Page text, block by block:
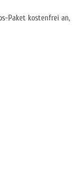
Paket kostenfrei an,